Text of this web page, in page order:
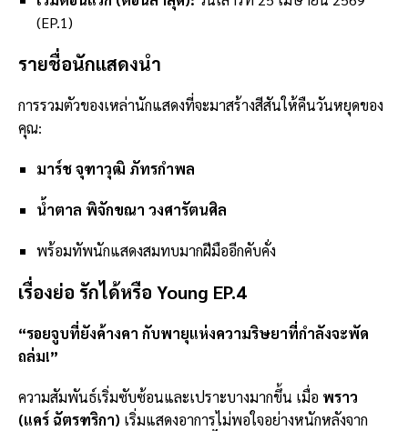
(EP.1)
รายชื่อนักแสดงนำ
การรวมตัวของเหล่านักแสดงที่จะมาสร้างสีสันให้คืนวันหยุดของ
คุณ:
มาร์ช จุฑาวุฒิ ภัทรกำพล
น้ำตาล พิจักขณา วงศารัตนศิล
พร้อมทัพนักแสดงสมทบมากฝีมืออีกคับคั่ง
เรื่องย่อ รักได้หรือ Young EP.4
“รอยจูบที่ยังค้างคา กับพายุแห่งความริษยาที่กำลังจะพัด
ถล่ม!”
ความสัมพันธ์เริ่มซับซ้อนและเปราะบางมากขึ้น เมื่อ พราว
(แคร์ ฉัตรฑริกา) เริ่มแสดงอาการไม่พอใจอย่างหนักหลังจาก